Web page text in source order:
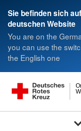
Sie befinden sich
deutschen Website
You are on the
you can use the
the English one